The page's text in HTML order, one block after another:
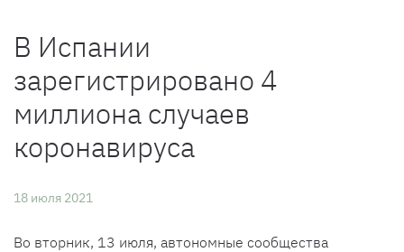
В Испании
зарегистрировано 4
миллиона случаев
коронавируса
18 июля 2021
Во вторник, 13 июля, автономные сообщества